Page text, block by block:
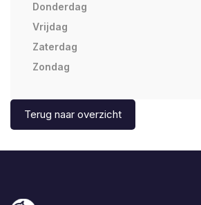
Donderdag
Vrijdag
Zaterdag
Zondag
Terug naar overzicht